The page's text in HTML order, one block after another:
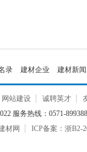
录 建材企业 建材新闻
网站建设 诚聘英才
服务热线：0571-
材网 ICP备案：浙B2-